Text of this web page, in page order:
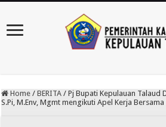
Home / BERITA / Pj Bupati Kepulauan Talaud
S.Pi, M.Env, Mgmt mengikuti Apel Kerja